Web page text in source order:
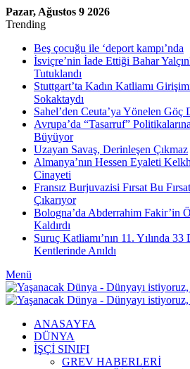
Pazar, Ağustos 9 2026
Trending
Beş çocuğu ile ‘deport kampı’nda
İsviçre’nin İade Ettiği Bahar
Tutuklandı
Stuttgart’ta Kadın Katliamı
Sokaktaydı
Sahel’den Ceuta’ya Yönelen Göç
Avrupa’da “Tasarruf”
Büyüyor
Uzayan Savaş, Derinleşen Çıkmaz
Almanya’nın Hessen Eyaleti
Cinayeti
Fransız Burjuvazisi Fırsat Bu
Çıkarıyor
Bologna’da Abderrahim Fakir’in
Kaldırdı
Suruç Katliamı’nın 11. Yılında
Kentlerinde Anıldı
Menü
ANASAYFA
DÜNYA
İŞÇİ SINIFI
GREV HABERLERİ